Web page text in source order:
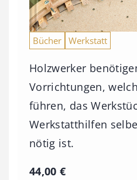
Bücher Werkstatt
Holzwerker
Vorrichtungen,
führen, das
Werkstatthilfen
nötig ist.
44,00€